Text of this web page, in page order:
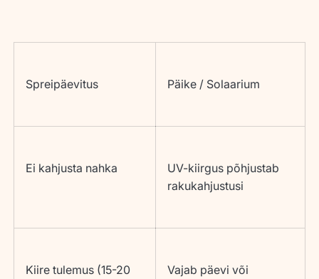
Spreipäevitus Päike / Solaarium
Ei kahjusta nahka
UV-kiirgus põhjustab
rakukahjustusi
Kiire tulemus (15-20
Vajab päevi või